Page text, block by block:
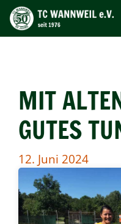
Zum
Inhalt
springen
MIT
GUTES
12. Juni 2024